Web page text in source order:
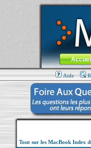
MacBook-fr.com : 100%
Aller au contenu-
Menu
Aide
Tout sur les MacBook Index